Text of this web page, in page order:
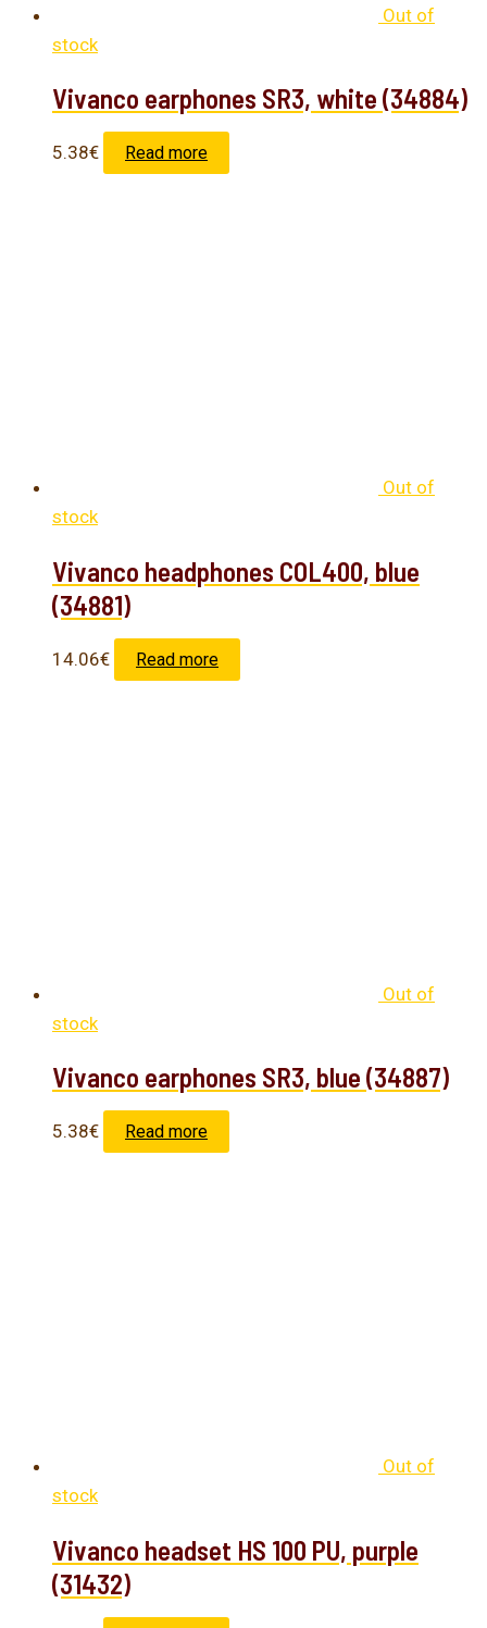
Out of
stock
Vivanco earphones SR3, white (34884)
5.38€ Read more
Out of
stock
Vivanco headphones COL400, blue
(34881)
14.06€ Read more
Out of
stock
Vivanco earphones SR3, blue (34887)
5.38€ Read more
Out of
stock
Vivanco headset HS 100 PU, purple
(31432)